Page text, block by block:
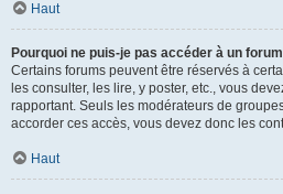
Haut
Pourquoi ne puis-je pas accéder à un
Certains forums peuvent être réservés à
les consulter, les lire, y poster, etc., vous
rapportant. Seuls les modérateurs de
accorder ces accès, vous devez donc les
Haut